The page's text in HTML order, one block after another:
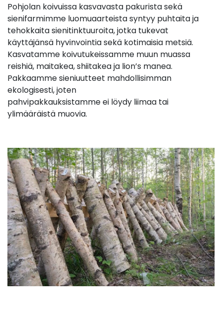
Pohjolan koivuissa kasvavasta pakurista sekä
sienifarmimme luomuaarteista syntyy puhtaita ja
tehokkaita sienitinktuuroita, jotka tukevat
käyttäjänsä hyvinvointia sekä kotimaisia metsiä.
Kasvatamme koivutukeissamme muun muassa
reishiä, maitakea, shiitakea ja lion’s manea.
Pakkaamme sieniuutteet mahdollisimman
ekologisesti, joten
pahvipakkauksistamme ei löydy liimaa tai
ylimääräistä muovia.